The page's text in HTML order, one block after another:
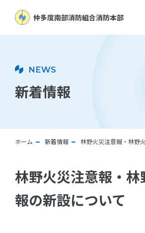
仲多度南部消防組合消防本部
NEWS
新着情報
ホーム 新着情報 林野火災注意報・林野
林野火災注意報・林
報の新設について